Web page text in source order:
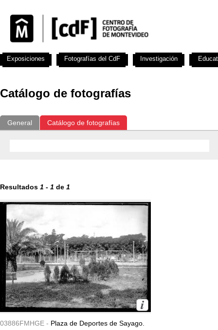
Catálogo de fotografías
General Catálogo de fotografías
Resultados 1 - 1 de 1
03886FMHGE - Plaza de Deportes de Sayago.
Exposiciones Fotografías del CdF Investigación